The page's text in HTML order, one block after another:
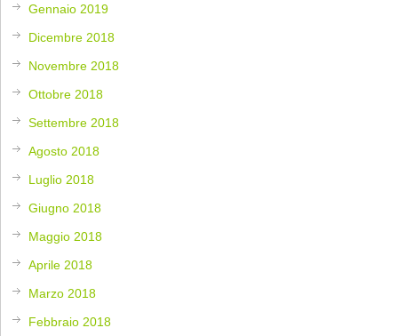
Gennaio 2019
Dicembre 2018
Novembre 2018
Ottobre 2018
Settembre 2018
Agosto 2018
Luglio 2018
Giugno 2018
Maggio 2018
Aprile 2018
Marzo 2018
Febbraio 2018